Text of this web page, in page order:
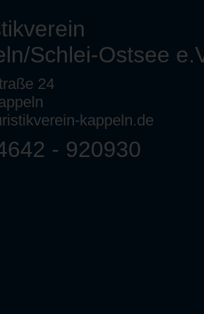
Schlei-Ostsee
24
kappeln.de
- 920930